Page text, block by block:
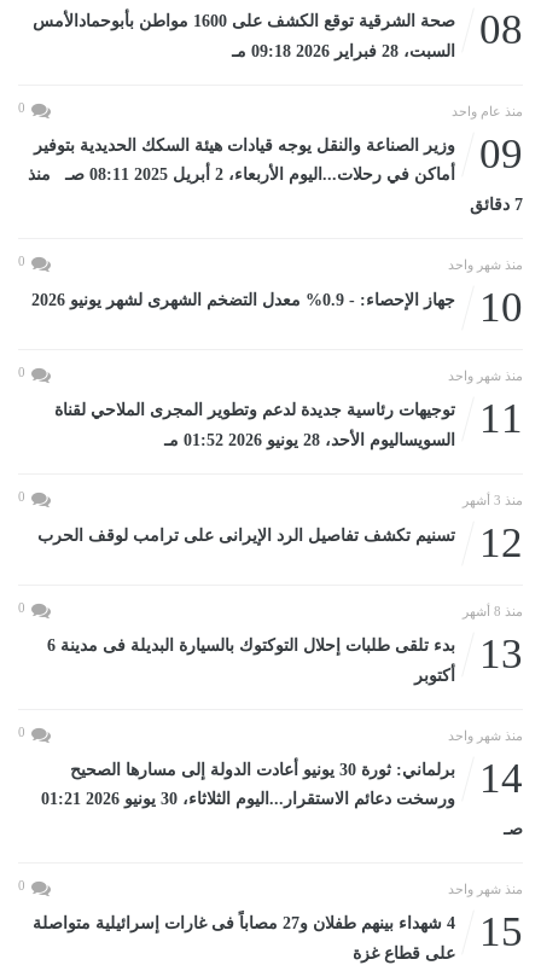
08
صحة الشرقية توقع الكشف على 1600 مواطن بأبوحمادالأمس
السبت، 28 فبراير 2026 09:18 مـ
منذ عام واحد 0
09
وزير الصناعة والنقل يوجه قيادات هيئة السكك الحديدية بتوفير
أماكن في رحلات...اليوم الأربعاء، 2 أبريل 2025 08:11 صـ منذ
7 دقائق
منذ شهر واحد 0
10 جهاز الإحصاء: - 0.9% معدل التضخم الشهرى لشهر يونيو 2026
منذ شهر واحد 0
11
توجيهات رئاسية جديدة لدعم وتطوير المجرى الملاحي لقناة
السويساليوم الأحد، 28 يونيو 2026 01:52 مـ
منذ 3 أشهر 0
12 تسنيم تكشف تفاصيل الرد الإيرانى على ترامب لوقف الحرب
منذ 8 أشهر 0
13
بدء تلقى طلبات إحلال التوكتوك بالسيارة البديلة فى مدينة 6
أكتوبر
منذ شهر واحد 0
14
برلماني: ثورة 30 يونيو أعادت الدولة إلى مسارها الصحيح
ورسخت دعائم الاستقرار...اليوم الثلاثاء، 30 يونيو 2026 01:21
صـ
منذ شهر واحد 0
15
4 شهداء بينهم طفلان و27 مصاباً فى غارات إسرائيلية متواصلة
على قطاع غزة